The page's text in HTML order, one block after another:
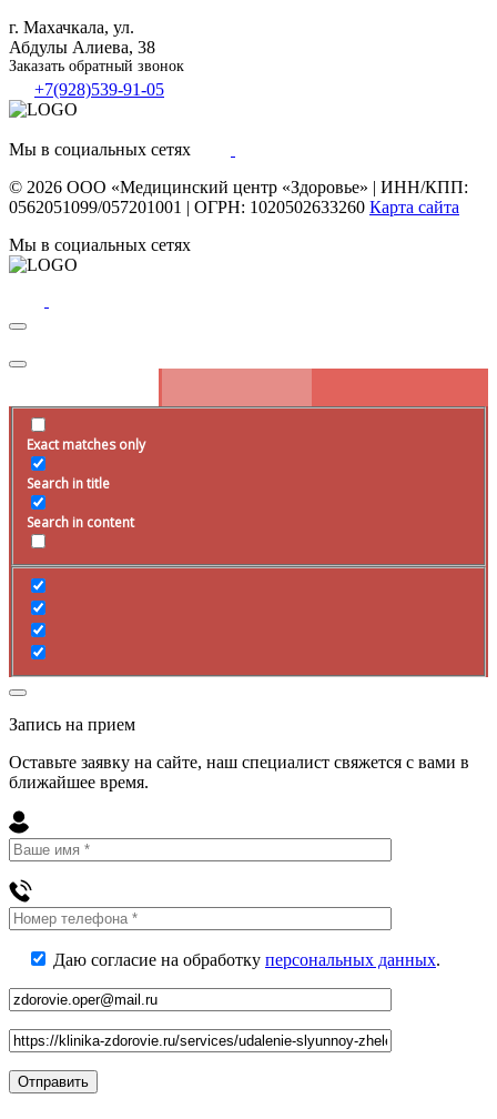
г. Махачкала, ул.
Абдулы Алиева, 38
Заказать обратный звонок
+7(928)539-91-05
Мы в социальных сетях
© 2026 ООО «Медицинский центр «Здоровье» | ИНН/КПП:
0562051099/057201001 | ОГРН: 1020502633260 Карта сайта
Мы в социальных сетях
Exact matches only
Search in title
Search in content
Запись на прием
Оставьте заявку на сайте, наш специалист свяжется с вами в
ближайшее время.
Даю согласие на обработку персональных данных.